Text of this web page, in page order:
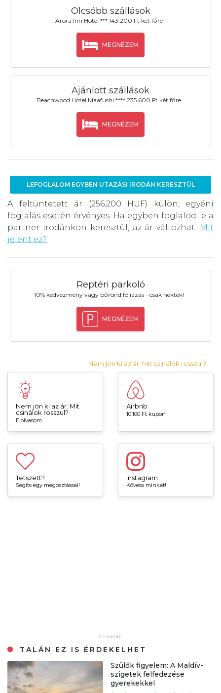
Olcsóbb szállások
Arora Inn Hotel *** 143.200 Ft két főre
MEGNÉZEM
Ajánlott szállások
Beachwood Hotel Maafushi **** 235.600 Ft két főre
MEGNÉZEM
LEFOGLALOM EGYBEN UTAZÁSI IRODÁN KERESZTÜL
A feltüntetett ár (256.200 HUF) külön, egyéni
foglalás esetén érvényes. Ha egyben foglalod le a
partner irodánkon keresztül, az ár változhat. Mit
jelent ez?
Reptéri parkoló
10% kedvezmény vagy bőrönd fóliázás - csak nektek!
MEGNÉZEM
Nem jön ki az ár. Mit csinálok rosszul?
Nem jön ki az ár. Mit
csinálok rosszul?
Elolvasom
Airbnb
10.100 Ft kupon
Tetszett?
Segíts egy megosztással!
Instagram
Kövess minket!
TALÁN EZ IS ÉRDEKELHET
Szülők figyelem: A Maldív-
szigetek felfedezése
gyerekekkel